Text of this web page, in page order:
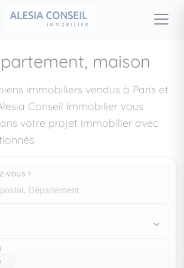
maison
immobiliers vendus à Paris et
Conseil Immobilier vous
votre projet immobilier avec
VOUS ?